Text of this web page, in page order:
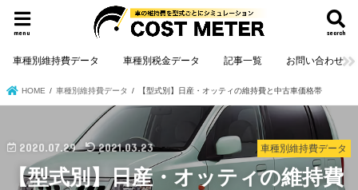
search
menu
車種別維持費データ 車種別税金データ 記事一覧 お問い合わせ
HOME 車種別維持費データ 【型式別】日産・オッティの維持費と中古車価格帯
車種別維持費データ
2020.07.29 2021.03.23
【型式別】日産・オッティの維持費